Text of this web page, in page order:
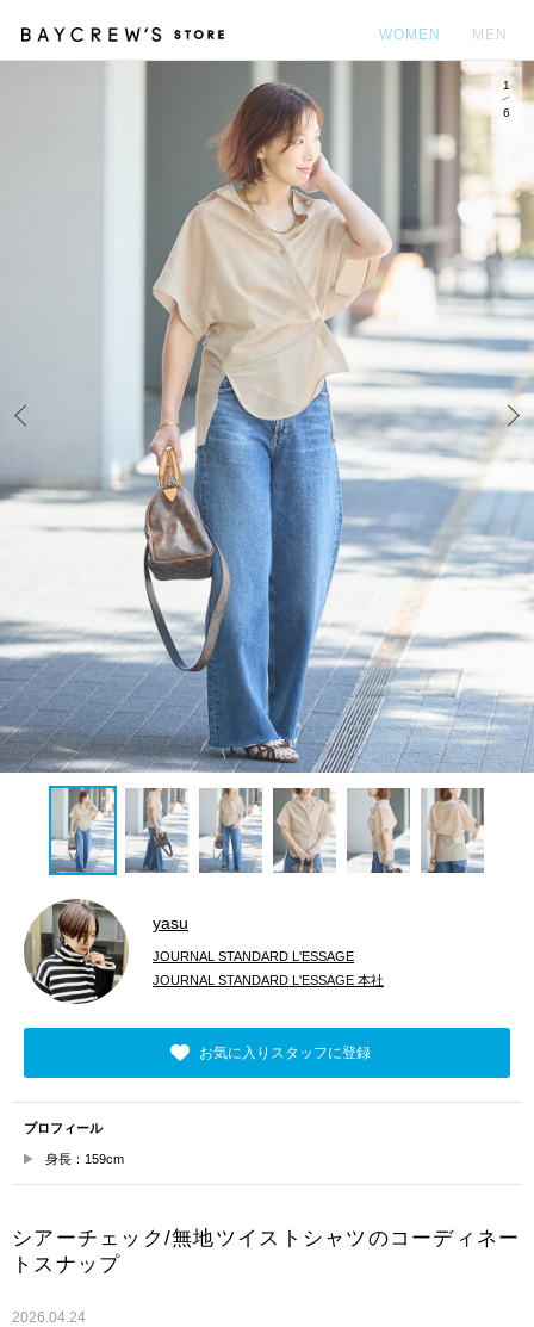
WOMEN MEN
1
6
yasu
JOURNAL STANDARD L'ESSAGE
JOURNAL STANDARD L'ESSAGE 本社
お気に入りスタッフに登録
プロフィール
身長：159cm
シアーチェック/無地ツイストシャツのコーディネー
トスナップ
2026.04.24